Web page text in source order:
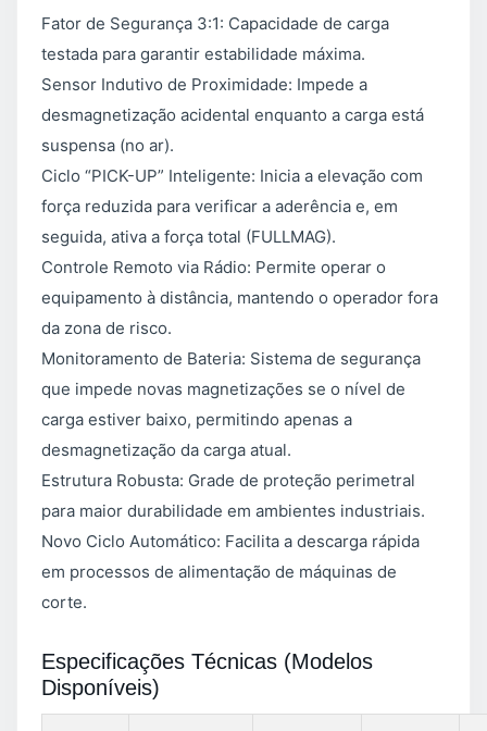
Fator de Segurança 3:1: Capacidade de carga
testada para garantir estabilidade máxima.
Sensor Indutivo de Proximidade: Impede a
desmagnetização acidental enquanto a carga está
suspensa (no ar).
Ciclo “PICK-UP” Inteligente: Inicia a elevação com
força reduzida para verificar a aderência e, em
seguida, ativa a força total (FULLMAG).
Controle Remoto via Rádio: Permite operar o
equipamento à distância, mantendo o operador fora
da zona de risco.
Monitoramento de Bateria: Sistema de segurança
que impede novas magnetizações se o nível de
carga estiver baixo, permitindo apenas a
desmagnetização da carga atual.
Estrutura Robusta: Grade de proteção perimetral
para maior durabilidade em ambientes industriais.
Novo Ciclo Automático: Facilita a descarga rápida
em processos de alimentação de máquinas de
corte.
Especificações Técnicas (Modelos
Disponíveis)